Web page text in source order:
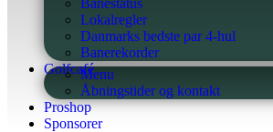
Banestatus
Lokalregler
Danmarks bedste par 4-hul
Banerekorder
GolfcaféMenu
Åbningstider og kontakt
Proshop
Sponsorer